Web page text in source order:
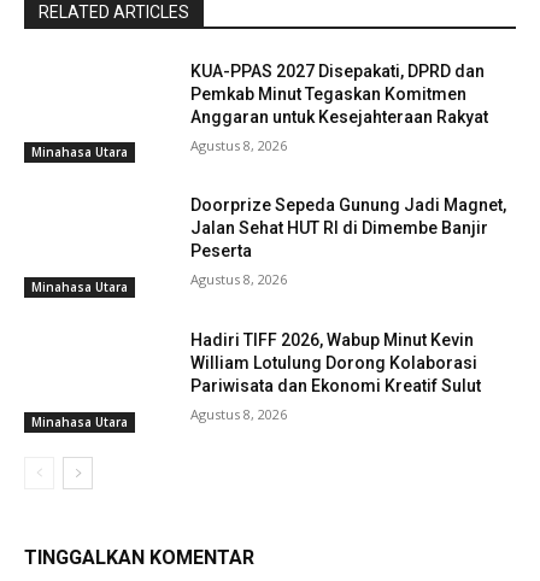
RELATED ARTICLES
Minahasa Utara
KUA-PPAS 2027 Disepakati, DPRD dan
Pemkab Minut Tegaskan Komitmen
Anggaran untuk Kesejahteraan Rakyat
Agustus 8, 2026
Minahasa Utara
Doorprize Sepeda Gunung Jadi Magnet,
Jalan Sehat HUT RI di Dimembe Banjir
Peserta
Agustus 8, 2026
Minahasa Utara
Hadiri TIFF 2026, Wabup Minut Kevin
William Lotulung Dorong Kolaborasi
Pariwisata dan Ekonomi Kreatif Sulut
Agustus 8, 2026
TINGGALKAN KOMENTAR